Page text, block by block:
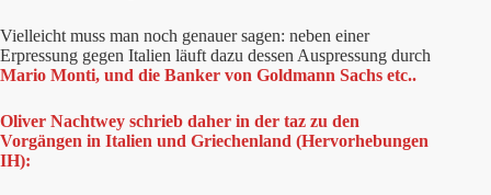
Vielleicht muss man noch genauer sagen: neben einer
Erpressung gegen Italien läuft dazu dessen Auspressung durch
Mario Monti, und die Banker von Goldmann Sachs etc..
Oliver Nachtwey schrieb daher in der taz zu den
Vorgängen in Italien und Griechenland (Hervorhebungen
IH):